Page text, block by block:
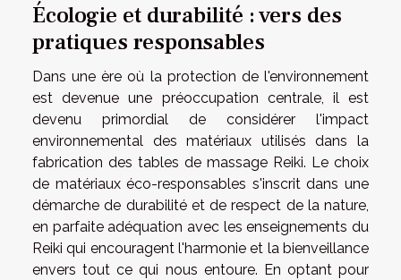
Écologie et durabilité : vers des
pratiques responsables
Dans une ère où la protection de l'environnement
est devenue une préoccupation centrale, il est
devenu primordial de considérer l'impact
environnemental des matériaux utilisés dans la
fabrication des tables de massage Reiki. Le choix
de matériaux éco-responsables s'inscrit dans une
démarche de durabilité et de respect de la nature,
en parfaite adéquation avec les enseignements du
Reiki qui encouragent l'harmonie et la bienveillance
envers tout ce qui nous entoure. En optant pour